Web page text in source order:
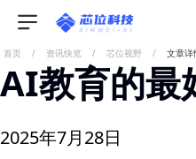
首页 / 资讯快览 / 芯位视野 / 文章详
AI教育的最
2025年7月28日